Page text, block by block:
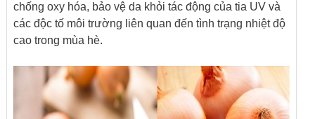
chống oxy hóa, bảo vệ da khỏi tác động của tia UV và
các độc tố môi trường liên quan đến tình trạng nhiệt độ
cao trong mùa hè.